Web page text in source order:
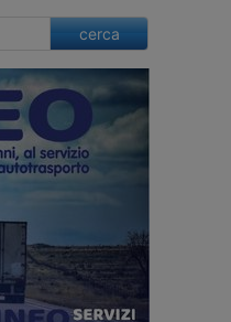
cerca